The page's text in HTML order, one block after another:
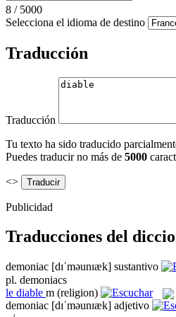
8 / 5000
Selecciona el idioma de destino
Traducción
Traducción
Tu texto ha sido traducido
Puedes traducir no más de 5000
<>
Publicidad
Traducciones del
demoniac [dɪˈməunɪæk] sustantivo
pl. demoniacs
le diable m (religion)
demoniac [dɪˈməunɪæk] adjetivo